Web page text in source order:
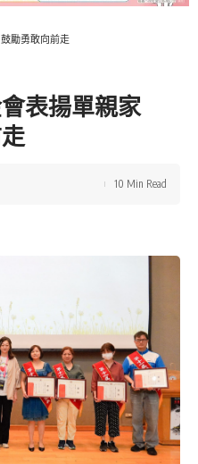
勵勇敢向前走
表揚單親家
10 Min Read